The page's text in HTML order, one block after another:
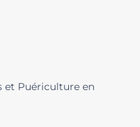
et Puériculture en